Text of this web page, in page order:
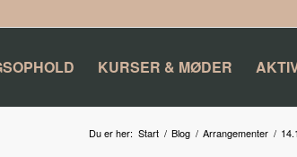
KURSER & MØDER
Du er her: Start / Blog / Arrangementer /